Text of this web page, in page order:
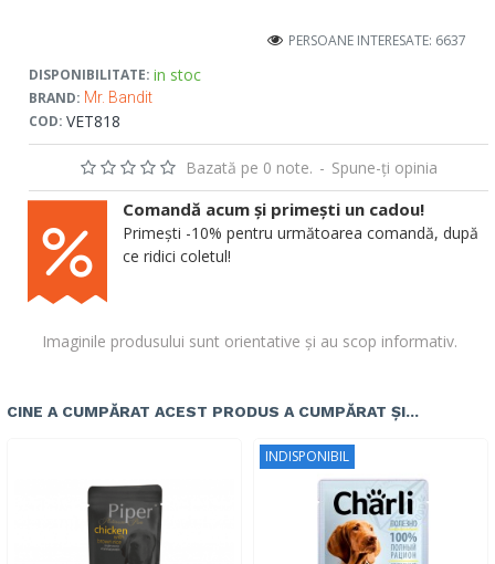
DISPONIBILITATE: in stoc
BRAND: Mr. Bandit
COD: VET818
PERSOANE INTERESATE: 6637
Bazată pe 0 note. - Spune-ţi opinia
Imaginile produsului sunt orientative și au scop informativ.
Comandă acum și primești un cadou!
Primești -10% pentru următoarea comandă, după
ce ridici coletul!
CINE A CUMPĂRAT ACEST PRODUS A CUMPĂRAT ȘI...
INDISPONIBIL